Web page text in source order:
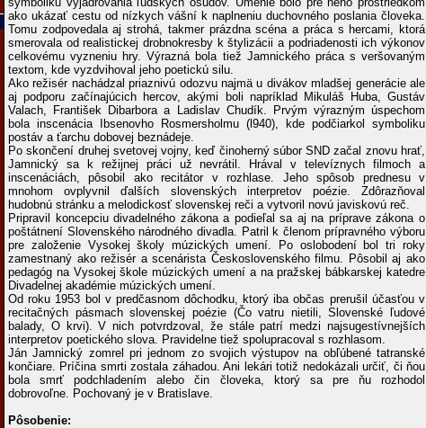
ako ukázať cestu od nízkych vášní k naplneniu duchovného poslania človeka.
Tomu zodpovedala aj strohá, takmer prázdna scéna a práca s hercami, ktorá
smerovala od realistickej drobnokresby k štylizácii a podriadenosti ich výkonov
celkovému vyzneniu hry. Výrazná bola tiež Jamnického práca s veršovaným
textom, kde vyzdvihoval jeho poetickú silu.
Ako režisér nachádzal priaznivú odozvu najmä u divákov mladšej generácie ale
aj podporu začínajúcich hercov, akými boli napríklad Mikuláš Huba, Gustáv
Valach, František Dibarbora a Ladislav Chudík. Prvým výrazným úspechom
bola inscenácia Ibsenovho Rosmersholmu (l940), kde podčiarkol symboliku
postáv a ťarchu dobovej beznádeje.
Po skončení druhej svetovej vojny, keď činoherný súbor SND začal znovu hrať,
Jamnický sa k režijnej práci už nevrátil. Hrával v televíznych filmoch a
inscenáciách, pôsobil ako recitátor v rozhlase. Jeho spôsob prednesu v
mnohom ovplyvnil ďalších slovenských interpretov poézie. Zdôrazňoval
hudobnú stránku a melodickosť slovenskej reči a vytvoril novú javiskovú reč.
Pripravil koncepciu divadelného zákona a podieľal sa aj na príprave zákona o
poštátnení Slovenského národného divadla. Patril k členom prípravného výboru
pre založenie Vysokej školy múzických umení. Po oslobodení bol tri roky
zamestnaný ako režisér a scenárista Československého filmu. Pôsobil aj ako
pedagóg na Vysokej škole múzických umení a na pražskej bábkarskej katedre
Divadelnej akadémie múzických umení.
Od roku 1953 bol v predčasnom dôchodku, ktorý iba občas prerušil účasťou v
recitačných pásmach slovenskej poézie (Čo vatru nietili, Slovenské ľudové
balady, O krvi). V nich potvrdzoval, že stále patrí medzi najsugestívnejších
interpretov poetického slova. Pravidelne tiež spolupracoval s rozhlasom.
Ján Jamnický zomrel pri jednom zo svojich výstupov na obľúbené tatranské
končiare. Príčina smrti zostala záhadou. Ani lekári totiž nedokázali určiť, či ňou
bola smrť podchladením alebo čin človeka, ktorý sa pre ňu rozhodol
dobrovoľne. Pochovaný je v Bratislave.
Pôsobenie: